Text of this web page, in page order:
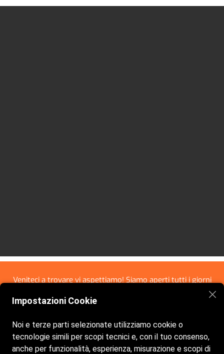
Veniteci a trovare vi aspettiamo! Siamo aperti tutti i giorni
Impostazioni Cookie
Noi e terze parti selezionate utilizziamo cookie o
tecnologie simili per scopi tecnici e, con il tuo consenso,
anche per funzionalità, esperienza, misurazione e scopi di